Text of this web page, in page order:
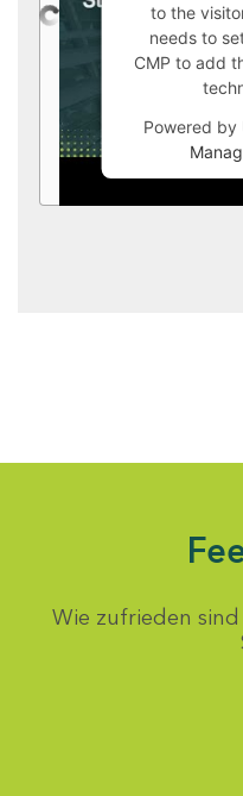
to the
needs to
CMP to add
Powered by
Wie zufrieden